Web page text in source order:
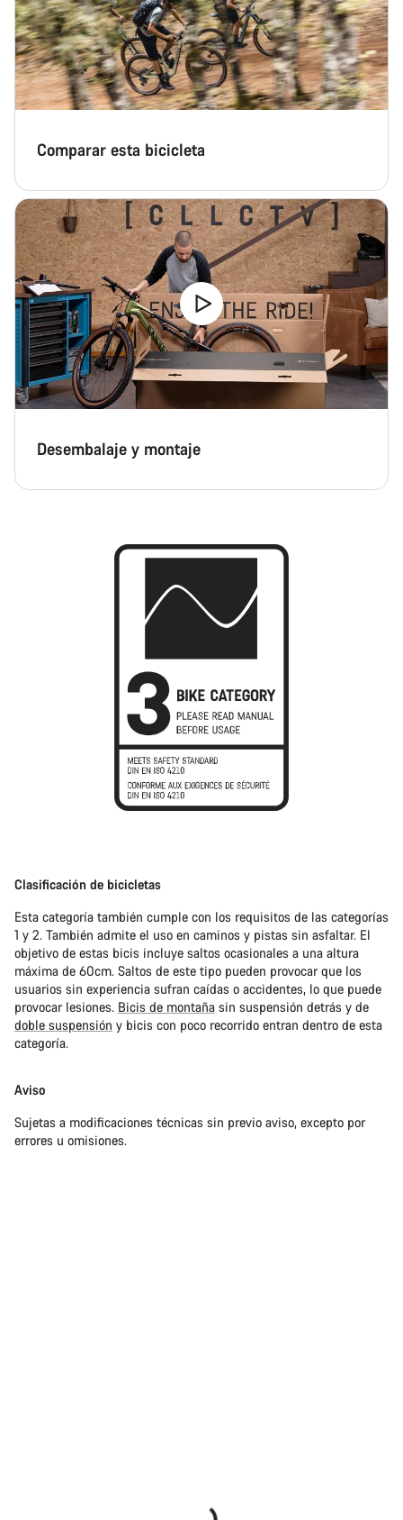
Comparar esta bicicleta
Desembalaje y montaje
Clasificación de bicicletas
Esta categoría también cumple con los requisitos de las categorías
1 y 2. También admite el uso en caminos y pistas sin asfaltar. El
objetivo de estas bicis incluye saltos ocasionales a una altura
máxima de 60cm. Saltos de este tipo pueden provocar que los
usuarios sin experiencia sufran caídas o accidentes, lo que puede
provocar lesiones. Bicis de montaña sin suspensión detrás y de
doble suspensión y bicis con poco recorrido entran dentro de esta
categoría.
Aviso
Sujetas a modificaciones técnicas sin previo aviso, excepto por
errores u omisiones.